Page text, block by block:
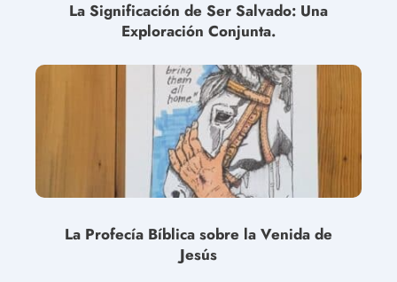
La Significación de Ser Salvado: Una
Exploración Conjunta.
La Profecía Bíblica sobre la Venida de
Jesús